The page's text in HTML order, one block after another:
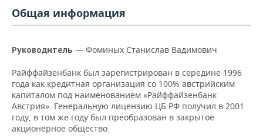
УДМУРТИЯ
НОВОСТИ АНАЛИТИКИ
ВУЗЫ ТАТАРСТАНА
КОМУ ПРИНАДЛЕЖАТ
ТОРГОВЫЕ ЦЕНТРЫ
ТАТАРСТАНА
ЭКОНОМИКА
БАНКИ
БЮДЖЕТ
ПРОМЫШЛЕННОСТИ
АГРОПРОМ
МАШИНОСТРОЕНИЕ
НОВОСТИ НЕДВИЖИМОСТИ
АВТО
НОВОСТИ АВТО
БИЗНЕС
Общая информация
Руководитель — Фоминых Станислав Вадимович
Райффайзенбанк был зарегистрирован в середине 1996
года как кредитная организация со 100% австрийским
капиталом под наименованием «Райффайзенбанк
Австрия». Генеральную лицензию ЦБ РФ получил в 2001
году, в том же году был преобразован в закрытое
акционерное общество.